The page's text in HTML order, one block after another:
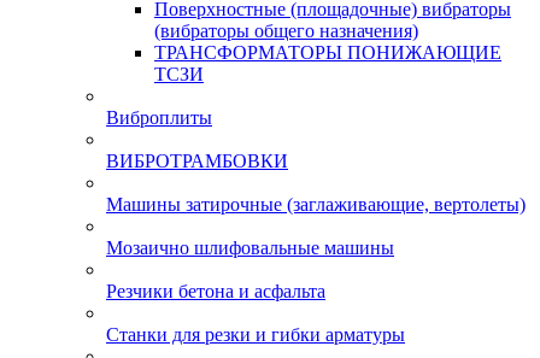
Поверхностные (площадочные) вибраторы
(вибраторы общего назначения)
ТРАНСФОРМАТОРЫ ПОНИЖАЮЩИЕ
ТСЗИ
Виброплиты
ВИБРОТРАМБОВКИ
Машины затирочные (заглаживающие, вертолеты)
Мозаично шлифовальные машины
Резчики бетона и асфальта
Станки для резки и гибки арматуры